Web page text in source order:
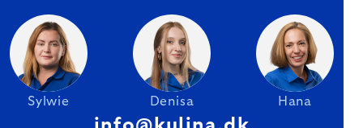
Sylwie Denisa Hana